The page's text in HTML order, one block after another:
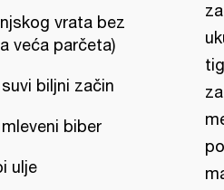
vrata bez
veća parčeta)
biljni začin
biber
ulje